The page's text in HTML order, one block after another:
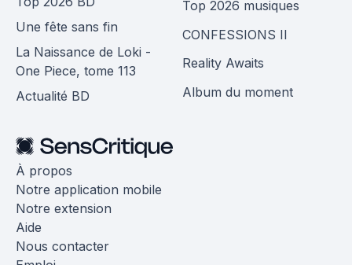
Une fête sans fin
La Naissance de Loki -
One Piece, tome 113
Actualité BD
Top 2026 musiques
CONFESSIONS II
Reality Awaits
Album du moment
À propos
Notre application mobile
Notre extension
Aide
Nous contacter